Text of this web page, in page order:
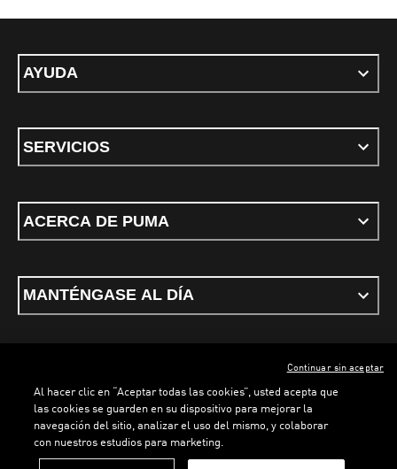
AYUDA
SERVICIOS
ACERCA DE PUMA
MANTÉNGASE AL DÍA
Términos y condicionesPolítica de Privacidad
ESPAÑOL
Al hacer clic en “Aceptar todas las cookies”, usted acepta que
las cookies se guarden en su dispositivo para mejorar la
navegación del sitio, analizar el uso del mismo, y colaborar
con nuestros estudios para marketing.
Continuar sin aceptar